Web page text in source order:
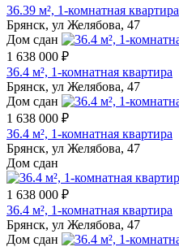
36.39 м², 1-комнатная квартира
Брянск, ул Желябова, 47
Дом сдан
1 638 000 ₽
36.4 м², 1-комнатная квартира
Брянск, ул Желябова, 47
Дом сдан
1 638 000 ₽
36.4 м², 1-комнатная квартира
Брянск, ул Желябова, 47
Дом сдан
1 638 000 ₽
36.4 м², 1-комнатная квартира
Брянск, ул Желябова, 47
Дом сдан